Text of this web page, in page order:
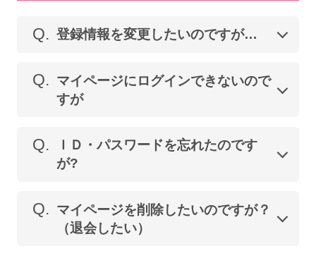
Q. 登録情報を変更したいのですが…
Q. マイページにログインできないので
すが
Q.
ＩＤ・パスワードを忘れたのです
が?
Q. マイページを削除したいのですが？
（退会したい）